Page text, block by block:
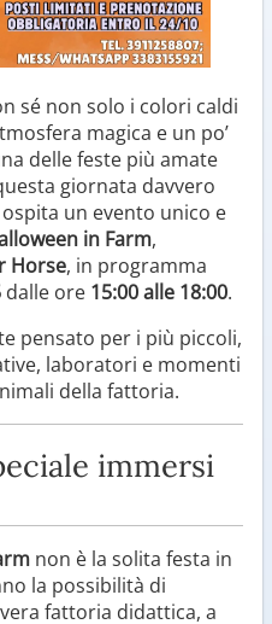
sé non solo i colori caldi
magica e un po’
delle feste più amate
giornata davvero
ospita un evento unico e
in Farm,
Horse, in programma
dalle ore 15:00 alle 18:00.
pensato per i più piccoli,
laboratori e momenti
della fattoria.
immersi
non è la solita festa in
la possibilità di
fattoria didattica, a